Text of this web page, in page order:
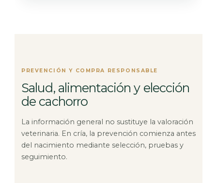
PREVENCIÓN Y COMPRA RESPONSABLE
Salud, alimentación y elección
de cachorro
La información general no sustituye la valoración
veterinaria. En cría, la prevención comienza antes
del nacimiento mediante selección, pruebas y
seguimiento.